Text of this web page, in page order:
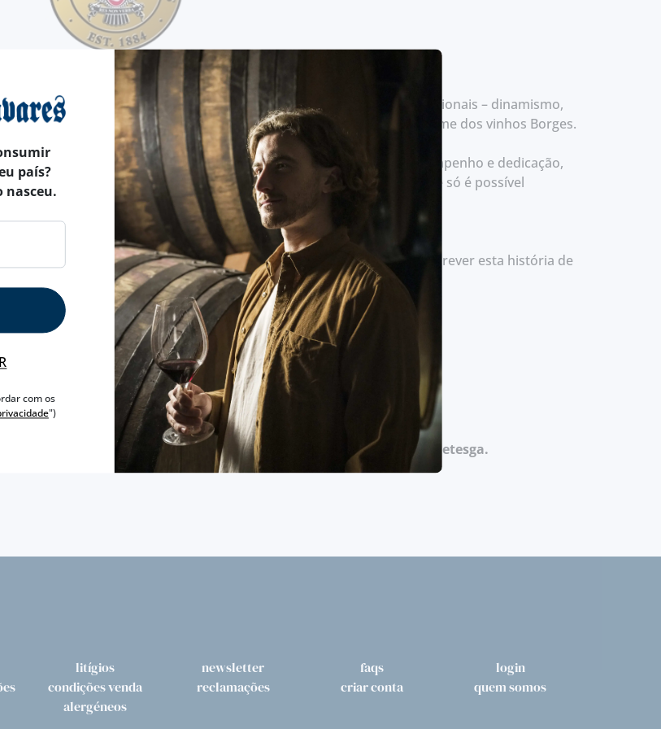
Francisco e António Borges, possuidores de qualidades excepcionais – dinamismo,
assente mais em obras do que em palavras, tem levado longe o nome dos vinhos Borges.
e de todos aqueles que, com o tempo, pelo seu trabalho, empenho e dedicação,
primeiro dos seus fundadores: oferecer uma qualidade ímpar que só é possível
se adaptam às preferências do consumidor.
a Borges seguem o caminho que permitirá, no futuro, continuar a escrever esta história de
dos Vinhos Borges que temos para degustar na loja, na Rua da Betesga.
litígios newsletter faqs
login
condições venda reclamações criar conta
quem somos
alergéneos
país?
nasceu.
com os
")